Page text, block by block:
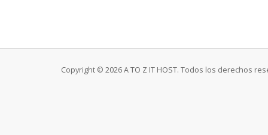
Copyright © 2026 A TO Z IT HOST. Todos los derechos